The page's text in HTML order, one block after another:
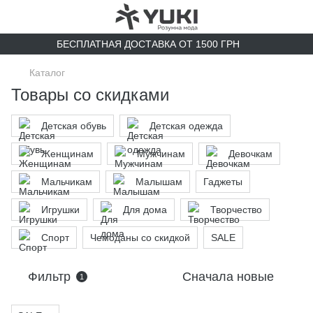
БЕСПЛАТНАЯ ДОСТАВКА ОТ 1500 ГРН
Каталог
Товары со скидками
Детская обувь Детская одежда
Женщинам Мужчинам Девочкам
Мальчикам Малышам Гаджеты
Игрушки Для дома Творчество
Спорт Чемоданы со скидкой SALE
Фильтр 1 Сначала новые